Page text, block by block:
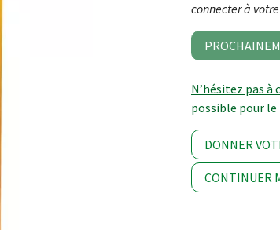
connecter à
N’hésitez pas
possible pour le
DONNER
CONTINUER